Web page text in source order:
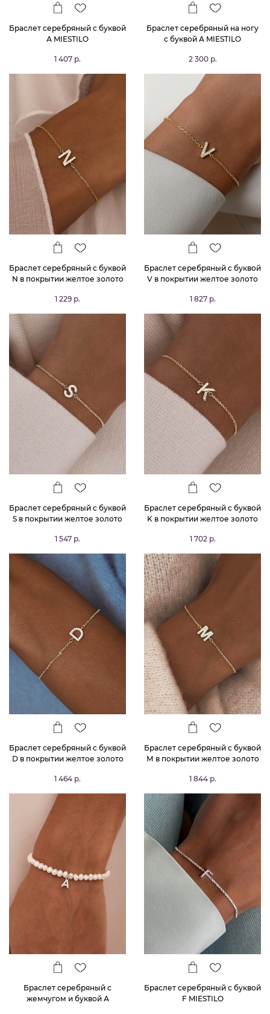
Браслет серебряный с буквой
А MIESTILO
1 407 р.
Браслет серебряный на ногу
с буквой А MIESTILO
2 300 р.
Браслет серебряный с буквой
N в покрытии желтое золото
1 229 р.
Браслет серебряный с буквой
V в покрытии желтое золото
1 827 р.
Браслет серебряный с буквой
S в покрытии желтое золото
1 547 р.
Браслет серебряный с буквой
K в покрытии желтое золото
1 702 р.
Браслет серебряный с буквой
D в покрытии желтое золото
1 464 р.
Браслет серебряный с буквой
М в покрытии желтое золото
1 844 р.
Браслет серебряный с
жемчугом и буквой А
Браслет серебряный с буквой
F MIESTILO